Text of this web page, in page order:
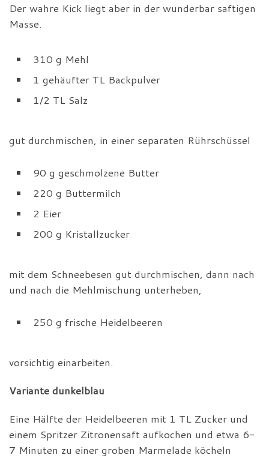
Der wahre Kick liegt aber in der wunderbar saftigen
Masse.
310 g Mehl
1 gehäufter TL Backpulver
1/2 TL Salz
gut durchmischen, in einer separaten Rührschüssel
90 g geschmolzene Butter
220 g Buttermilch
2 Eier
200 g Kristallzucker
mit dem Schneebesen gut durchmischen, dann nach
und nach die Mehlmischung unterheben,
250 g frische Heidelbeeren
vorsichtig einarbeiten.
Variante dunkelblau
Eine Hälfte der Heidelbeeren mit 1 TL Zucker und
einem Spritzer Zitronensaft aufkochen und etwa 6-
7 Minuten zu einer groben Marmelade köcheln